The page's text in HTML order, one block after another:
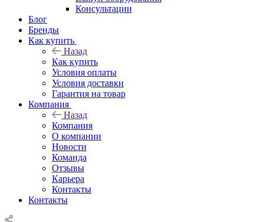
Консультации
Блог
Бренды
Как купить
Назад
Как купить
Условия оплаты
Условия доставки
Гарантия на товар
Компания
Назад
Компания
О компании
Новости
Команда
Отзывы
Карьера
Контакты
Контакты